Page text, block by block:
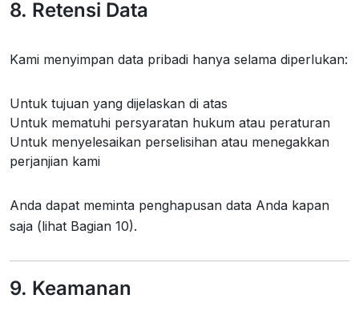
8. Retensi Data
Kami menyimpan data pribadi hanya selama diperlukan:
Untuk tujuan yang dijelaskan di atas
Untuk mematuhi persyaratan hukum atau peraturan
Untuk menyelesaikan perselisihan atau menegakkan
perjanjian kami
Anda dapat meminta penghapusan data Anda kapan
saja (lihat Bagian 10).
9. Keamanan